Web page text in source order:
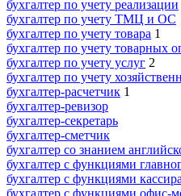
бухгалтер по учету реализации
бухгалтер по учету ТМЦ и ОС
бухгалтер по учету товара 1
бухгалтер по учету товарных
бухгалтер по учету услуг 2
бухгалтер по учету
бухгалтер-расчетчик 1
бухгалтер-ревизор
бухгалтер-секретарь
бухгалтер-сметчик
бухгалтер со знанием
бухгалтер с функциями
бухгалтер с функциями кассира
бухгалтер с функциями офис-